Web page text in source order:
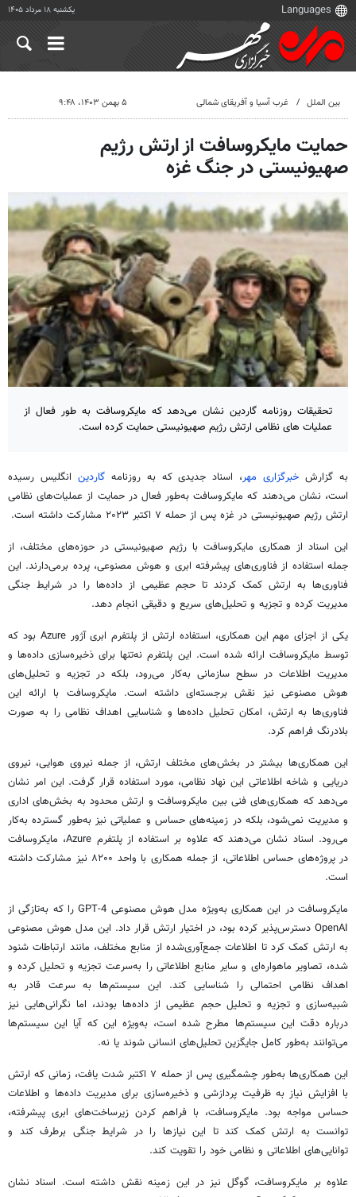
یکشنبه ۱۸ مرداد ۱۴۰۵
بین الملل غرب آسیا و آفریقای شمالی ۵ بهمن ۱۴۰۳، ۹:۴۸
حمایت مایکروسافت از ارتش رژیم
صهیونیستی در جنگ غزه
تحقیقات روزنامه گاردین نشان می‌دهد که مایکروسافت به طور فعال از
عملیات های نظامی ارتش رژیم صهیونیستی حمایت کرده است.
به گزارش خبرگزاری مهر، اسناد جدیدی که به روزنامهگاردین انگلیس رسیده
است، نشان می‌دهند که مایکروسافت به‌طور فعال در حمایت از عملیات‌های نظامی
ارتش رژیم صهیونیستی در غزه پس از حمله ۷ اکتبر ۲۰۲۳ مشارکت داشته است.
این اسناد از همکاری مایکروسافت با رژیم صهیونیستی در حوزه‌های مختلف، از
جمله استفاده از فناوری‌های پیشرفته ابری و هوش مصنوعی، پرده برمی‌دارند. این
فناوری‌ها به ارتش کمک کردند تا حجم عظیمی از داده‌ها را در شرایط جنگی
مدیریت کرده و تجزیه و تحلیل‌های سریع و دقیقی انجام دهد.
یکی از اجزای مهم این همکاری، استفاده ارتش از پلتفرم ابری آژور Azure بود که
توسط مایکروسافت ارائه شده است. این پلتفرم نه‌تنها برای ذخیره‌سازی داده‌ها و
مدیریت اطلاعات در سطح سازمانی به‌کار می‌رود، بلکه در تجزیه و تحلیل‌های
هوش مصنوعی نیز نقش برجسته‌ای داشته است. مایکروسافت با ارائه این
فناوری‌ها به ارتش، امکان تحلیل داده‌ها و شناسایی اهداف نظامی را به صورت
بلادرنگ فراهم کرد.
این همکاری‌ها بیشتر در بخش‌های مختلف ارتش، از جمله نیروی هوایی، نیروی
دریایی و شاخه اطلاعاتی این نهاد نظامی، مورد استفاده قرار گرفت. این امر نشان
می‌دهد که همکاری‌های فنی بین مایکروسافت و ارتش محدود به بخش‌های اداری
و مدیریت نمی‌شود، بلکه در زمینه‌های حساس و عملیاتی نیز به‌طور گسترده به‌کار
می‌رود. اسناد نشان می‌دهند که علاوه بر استفاده از پلتفرم Azure، مایکروسافت
در پروژه‌های حساس اطلاعاتی، از جمله همکاری با واحد ۸۲۰۰ نیز مشارکت داشته
است.
مایکروسافت در این همکاری به‌ویژه مدل هوش مصنوعی GPT-4 را که به‌تازگی از
OpenAI دسترس‌پذیر کرده بود، در اختیار ارتش قرار داد. این مدل هوش مصنوعی
به ارتش کمک کرد تا اطلاعات جمع‌آوری‌شده از منابع مختلف، مانند ارتباطات شنود
شده، تصاویر ماهواره‌ای و سایر منابع اطلاعاتی را به‌سرعت تجزیه و تحلیل کرده و
اهداف نظامی احتمالی را شناسایی کند. این سیستم‌ها به سرعت قادر به
شبیه‌سازی و تجزیه و تحلیل حجم عظیمی از داده‌ها بودند، اما نگرانی‌هایی نیز
درباره دقت این سیستم‌ها مطرح شده است، به‌ویژه این که آیا این سیستم‌ها
می‌توانند به‌طور کامل جایگزین تحلیل‌های انسانی شوند یا نه.
این همکاری‌ها به‌طور چشمگیری پس از حمله ۷ اکتبر شدت یافت، زمانی که ارتش
با افزایش نیاز به ظرفیت پردازشی و ذخیره‌سازی برای مدیریت داده‌ها و اطلاعات
حساس مواجه بود. مایکروسافت، با فراهم کردن زیرساخت‌های ابری پیشرفته،
توانست به ارتش کمک کند تا این نیازها را در شرایط جنگی برطرف کند و
توانایی‌های اطلاعاتی و نظامی خود را تقویت کند.
علاوه بر مایکروسافت، گوگل نیز در این زمینه نقش داشته است. اسناد نشان